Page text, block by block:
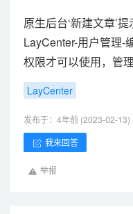
原生后台‘新建文章’
LayCenter-用户管理-
权限才可以使用，管
LayCenter
发布于：4年前 (2023-02-13)
我来回答
举报